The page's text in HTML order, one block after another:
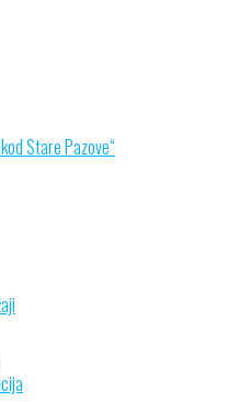
Stare Pazove“